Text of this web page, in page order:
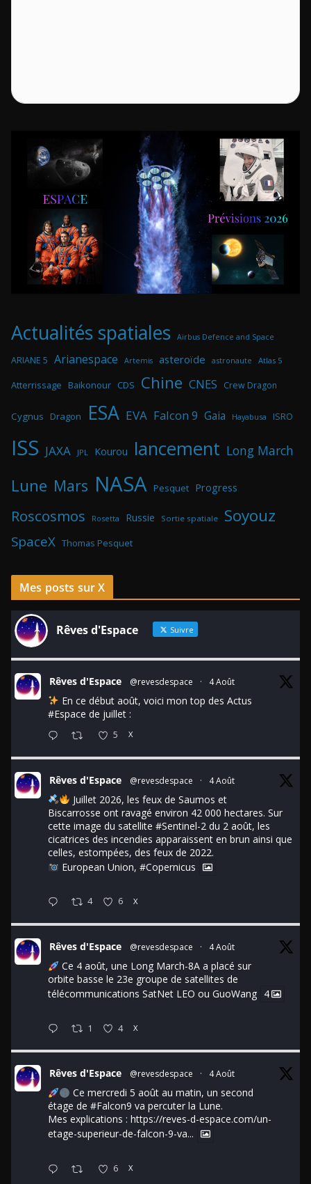
Actualités spatiales Airbus Defence and Space
ARIANE 5 Arianespace Artemis asteroïde astronaute Atlas 5
Atterrissage Baikonour CDS Chine CNES Crew Dragon
Cygnus Dragon ESA EVA Falcon 9 Gaia Hayabusa ISRO
ISS JAXA JPL Kourou lancement Long March
Lune Mars NASA Pesquet Progress
Roscosmos Rosetta Russie Sortie spatiale Soyouz
SpaceX Thomas Pesquet
Mes posts sur X
Rêves d'Espace Suivre
Rêves d'Espace @revesdespace · 4 Août
En ce début août, voici mon top des Actus
#Espace de juillet :
5 X
Rêves d'Espace @revesdespace · 4 Août
Juillet 2026, les feux de Saumos et
Biscarrosse ont ravagé environ 42 000 hectares. Sur
cette image du satellite #Sentinel-2 du 2 août, les
cicatrices des incendies apparaissent en brun ainsi que
celles, estompées, des feux de 2022.
European Union, #Copernicus
4 6 X
Rêves d'Espace @revesdespace · 4 Août
Ce 4 août, une Long March-8A a placé sur
orbite basse le 23e groupe de satellites de
télécommunications SatNet LEO ou GuoWang 4
1 4 X
Rêves d'Espace @revesdespace · 4 Août
Ce mercredi 5 août au matin, un second
étage de #Falcon9 va percuter la Lune.
Mes explications : https://reves-d-espace.com/un-
etage-superieur-de-falcon-9-va...
6 X